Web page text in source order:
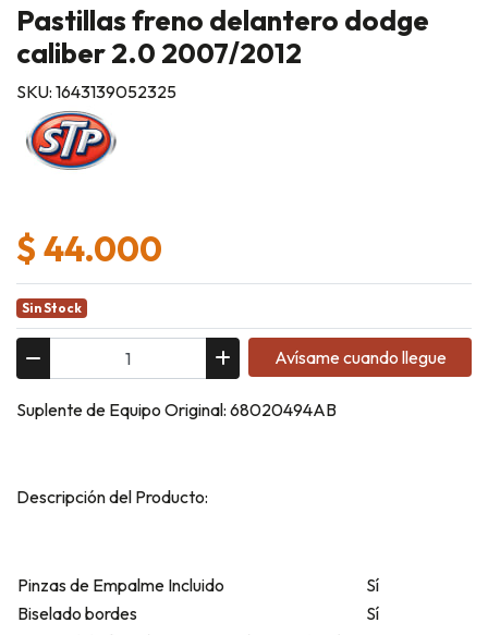
Pastillas freno delantero dodge
caliber 2.0 2007/2012
SKU: 1643139052325
$ 44.000
Sin Stock
Avísame cuando llegue
Suplente de Equipo Original: 68020494AB
Descripción del Producto:
Pinzas de Empalme Incluido
Sí
Biselado bordes
Sí